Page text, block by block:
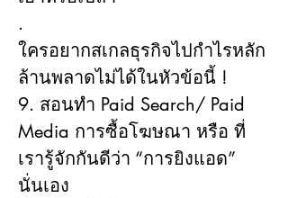
.
ใครอยากสเกลธุรกิจไปกำไรหลัก
ล้านพลาดไม่ได้ในหัวข้อนี้ !
9. สอนทำ Paid Search/ Paid
Media การซื้อโฆษณา หรือ ที่
เรารู้จักกันดีว่า “การยิงแอด”
นั่นเอง